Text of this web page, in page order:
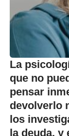
La
que no
pensar
devolverlo
los
la deuda, y